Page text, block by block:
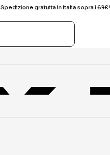
Spedizione gratuita in Italia sopra i 69€!